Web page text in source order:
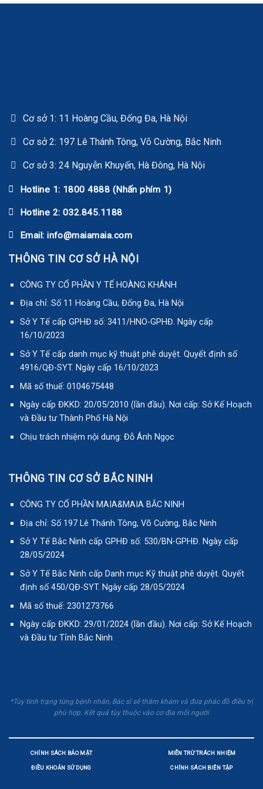
Cơ sở 1: 11 Hoàng Cầu, Đống Đa, Hà Nội
Cơ sở 2: 197 Lê Thánh Tông, Võ Cường, Bắc Ninh
Cơ sở 3: 24 Nguyễn Khuyến, Hà Đông, Hà Nội
Hotline 1: 1800 4888 (Nhấn phím 1)
Hotline 2: 032.845.1188
Email: info@maiamaia.com
THÔNG TIN CƠ SỞ HÀ NỘI
CÔNG TY CỔ PHẦN Y TẾ HOÀNG KHÁNH
Địa chỉ: Số 11 Hoàng Cầu, Đống Đa, Hà Nội
Sở Y Tế cấp GPHĐ số: 3411/HNO-GPHĐ. Ngày cấp
16/10/2023
Sở Y Tế cấp danh mục kỹ thuật phê duyệt. Quyết định số
4916/QĐ-SYT. Ngày cấp 16/10/2023
Mã số thuế: 0104675448
Ngày cấp ĐKKD: 20/05/2010 (lần đầu). Nơi cấp: Sở Kế Hoạch
và Đầu tư Thành Phố Hà Nội
Chịu trách nhiệm nội dung: Đỗ Ánh Ngọc
THÔNG TIN CƠ SỞ BẮC NINH
CÔNG TY CỔ PHẦN MAIA&MAIA BẮC NINH
Địa chỉ: Số 197 Lê Thánh Tông, Võ Cường, Bắc Ninh
Sở Y Tế Bắc Ninh cấp GPHĐ số: 530/BN-GPHĐ. Ngày cấp
28/05/2024
Sở Y Tế Bắc Ninh cấp Danh mục Kỹ thuật phê duyệt. Quyết
định số 450/QĐ-SYT. Ngày cấp 28/05/2024
Mã số thuế: 2301273766
Ngày cấp ĐKKD: 29/01/2024 (lần đầu). Nơi cấp: Sở Kế Hoạch
và Đầu tư Tỉnh Bắc Ninh
*Tùy tình trạng từng bệnh nhân, Bác sĩ sẽ thăm khám và đưa phác đồ điều trị
phù hợp. Kết quả tùy thuộc vào cơ địa mỗi người
CHÍNH SÁCH BẢO MẬT
ĐIỀU KHOẢN SỬ DỤNG
MIỄN TRỪ TRÁCH NHIỆM
CHÍNH SÁCH BIÊN TẬP